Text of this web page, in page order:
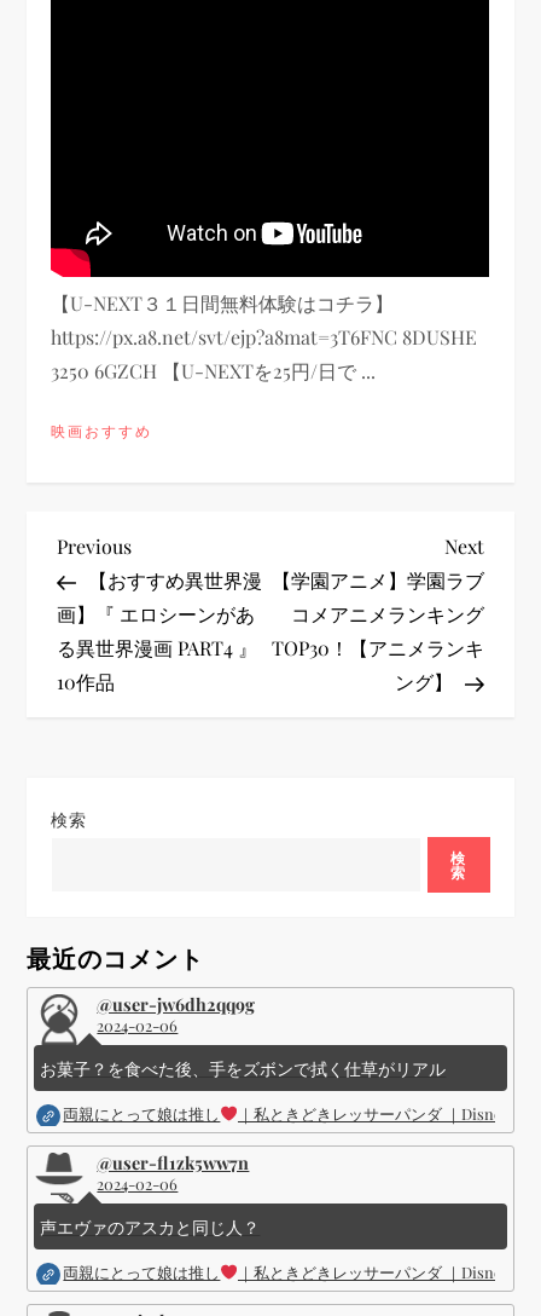
【U-NEXT３１日間無料体験はコチラ】
https://px.a8.net/svt/ejp?a8mat=3T6FNC 8DUSHE
3250 6GZCH 【U-NEXTを25円/日で ...
映画おすすめ
投
稿
ナ
ー
ョ
ン
Previous
Post
Previous
【おすすめ異世界漫
画】『 エロシーンがあ
る異世界漫画 PART4 』
10作品
Next
Post
Next
【学園アニメ】学園ラブ
コメアニメランキング
TOP30！【アニメランキ
ング】
検索
検
索
最近のコメント
@user-jw6dh2qq9g
2024-02-06
お菓子？を食べた後、手をズボンで拭く仕草がリアル
両親にとって娘は推し ｜私ときどきレッサーパンダ ｜Disney (
@user-fl1zk5ww7n
2024-02-06
声エヴァのアスカと同じ人？
両親にとって娘は推し ｜私ときどきレッサーパンダ ｜Disney (